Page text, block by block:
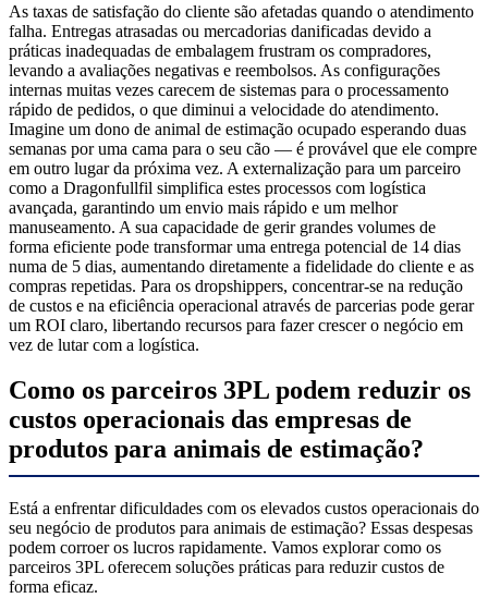
As taxas de satisfação do cliente são afetadas quando o atendimento
falha. Entregas atrasadas ou mercadorias danificadas devido a
práticas inadequadas de embalagem frustram os compradores,
levando a avaliações negativas e reembolsos. As configurações
internas muitas vezes carecem de sistemas para o processamento
rápido de pedidos, o que diminui a velocidade do atendimento.
Imagine um dono de animal de estimação ocupado esperando duas
semanas por uma cama para o seu cão — é provável que ele compre
em outro lugar da próxima vez. A externalização para um parceiro
como a Dragonfullfil simplifica estes processos com logística
avançada, garantindo um envio mais rápido e um melhor
manuseamento. A sua capacidade de gerir grandes volumes de
forma eficiente pode transformar uma entrega potencial de 14 dias
numa de 5 dias, aumentando diretamente a fidelidade do cliente e as
compras repetidas. Para os dropshippers, concentrar-se na redução
de custos e na eficiência operacional através de parcerias pode gerar
um ROI claro, libertando recursos para fazer crescer o negócio em
vez de lutar com a logística.
Como os parceiros 3PL podem reduzir os
custos operacionais das empresas de
produtos para animais de estimação?
Está a enfrentar dificuldades com os elevados custos operacionais do
seu negócio de produtos para animais de estimação? Essas despesas
podem corroer os lucros rapidamente. Vamos explorar como os
parceiros 3PL oferecem soluções práticas para reduzir custos de
forma eficaz.